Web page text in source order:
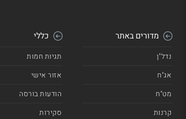
מדורים באתר
נדל"ן
אג"ח
מט"ח
קרנות
כללי
תגיות חמות
אזור אישי
הודעות בורסה
סקירות